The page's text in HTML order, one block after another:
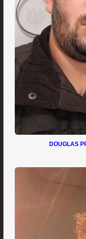
DOUGLAS